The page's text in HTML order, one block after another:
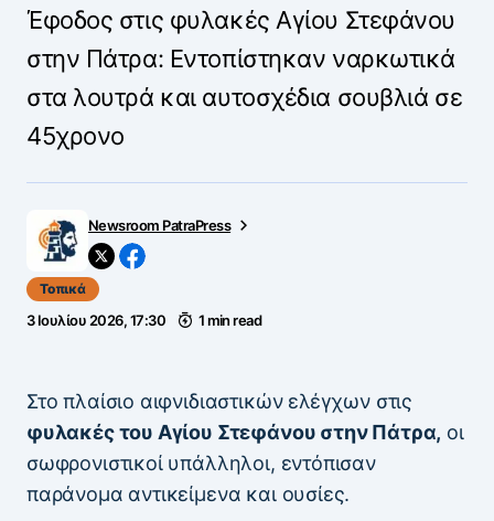
Έφοδος στις φυλακές Αγίου Στεφάνου
στην Πάτρα: Εντοπίστηκαν ναρκωτικά
στα λουτρά και αυτοσχέδια σουβλιά σε
45χρονο
Newsroom PatraPress
Τοπικά
3 Ιουλίου 2026, 17:30 1 min read
Στο πλαίσιο αιφνιδιαστικών ελέγχων στις
φυλακές του Αγίου Στεφάνου στην Πάτρα, οι
σωφρονιστικοί υπάλληλοι, εντόπισαν
παράνομα αντικείμενα και ουσίες.